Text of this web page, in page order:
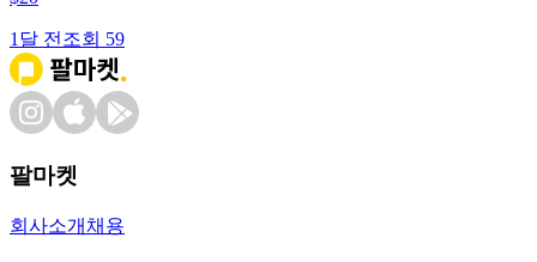
1달 전 조회 59
팔마켓
회사소개 채용